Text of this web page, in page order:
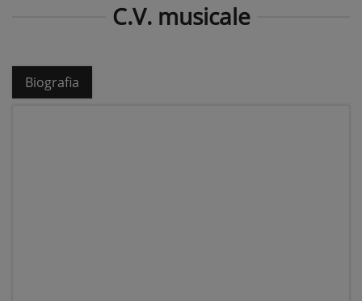
C.V. musicale
Biografia